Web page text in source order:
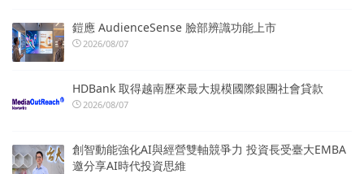
鎧應 AudienceSense 臉部辨識功能上市
2026/08/07
HDBank 取得越南歷來最大規模國際銀團社會貸款
2026/08/07
創智動能強化AI與經營雙軸競爭力 投資長受臺大EMBA
邀分享AI時代投資思維